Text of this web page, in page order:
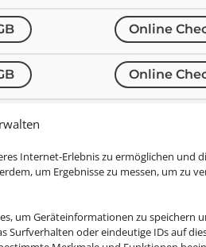
Internet-Erlebnis zu ermöglichen und
um Ergebnisse zu messen, um zu
um Geräteinformationen zu speichern
Surfverhalten oder eindeutige IDs auf
Online
Online
Online
Online